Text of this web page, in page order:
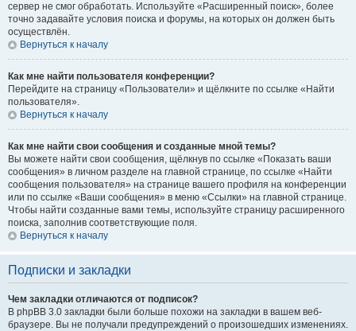
сервер не смог обработать. Используйте «Расширенный поиск», более
точно задавайте условия поиска и форумы, на которых он должен быть
осуществлён.
Вернуться к началу
Как мне найти пользователя конференции?
Перейдите на страницу «Пользователи» и щёлкните по ссылке «Найти
пользователя».
Вернуться к началу
Как мне найти свои сообщения и созданные мной темы?
Вы можете найти свои сообщения, щёлкнув по ссылке «Показать ваши
сообщения» в личном разделе на главной странице, по ссылке «Найти
сообщения пользователя» на странице вашего профиля на конференции
или по ссылке «Ваши сообщения» в меню «Ссылки» на главной странице.
Чтобы найти созданные вами темы, используйте страницу расширенного
поиска, заполнив соответствующие поля.
Вернуться к началу
Подписки и закладки
Чем закладки отличаются от подписок?
В phpBB 3.0 закладки были больше похожи на закладки в вашем веб-
браузере. Вы не получали предупреждений о произошедших изменениях.